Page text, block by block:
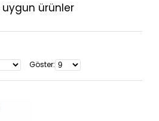
ürünler
Göster: